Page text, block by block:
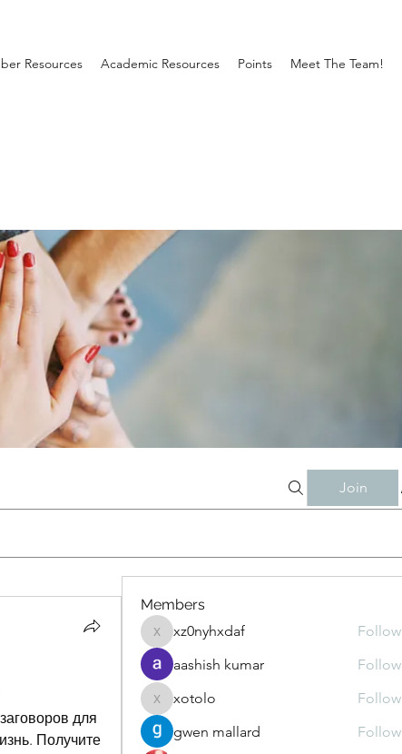
Resources Academic Resources Points Meet The Team!
Join
для
Получите
Members
xz0nyhxdaf
xz0nyhxdaf
Follow
aashish kumar
Follow
xotolo
xotolo
Follow
gwen mallard
Follow